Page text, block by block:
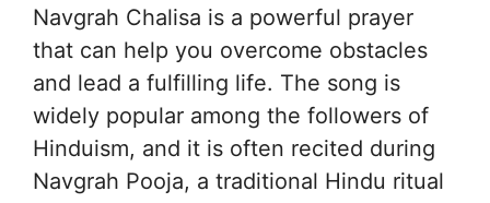
Navgrah Chalisa is a powerful prayer
that can help you overcome obstacles
and lead a fulfilling life. The song is
widely popular among the followers of
Hinduism, and it is often recited during
Navgrah Pooja, a traditional Hindu ritual